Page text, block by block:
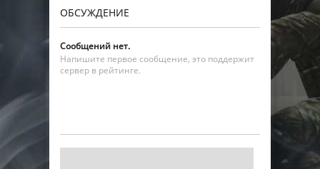
ОБСУЖДЕНИЕ
Сообщений нет.
Напишите первое сообщение, это поддержит
сервер в рейтинге.